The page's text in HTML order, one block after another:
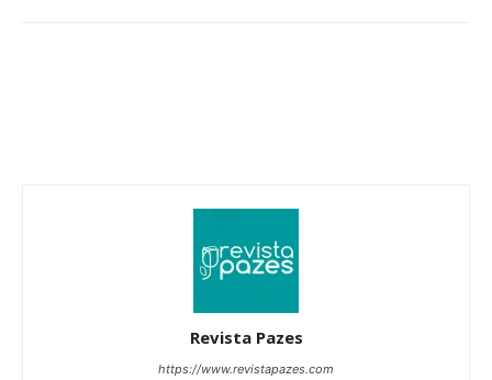
Revista Pazes
https://www.revistapazes.com